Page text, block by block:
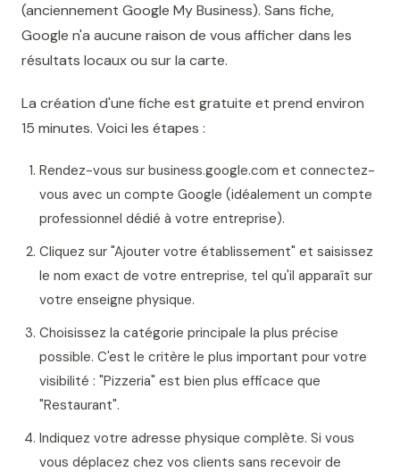
(anciennement Google My Business). Sans fiche,
Google n'a aucune raison de vous afficher dans les
résultats locaux ou sur la carte.
La création d'une fiche est gratuite et prend environ
15 minutes. Voici les étapes :
Rendez-vous sur business.google.com et connectez-
vous avec un compte Google (idéalement un compte
professionnel dédié à votre entreprise).
Cliquez sur "Ajouter votre établissement" et saisissez
le nom exact de votre entreprise, tel qu'il apparaît sur
votre enseigne physique.
Choisissez la catégorie principale la plus précise
possible. C'est le critère le plus important pour votre
visibilité : "Pizzeria" est bien plus efficace que
"Restaurant".
Indiquez votre adresse physique complète. Si vous
vous déplacez chez vos clients sans recevoir de